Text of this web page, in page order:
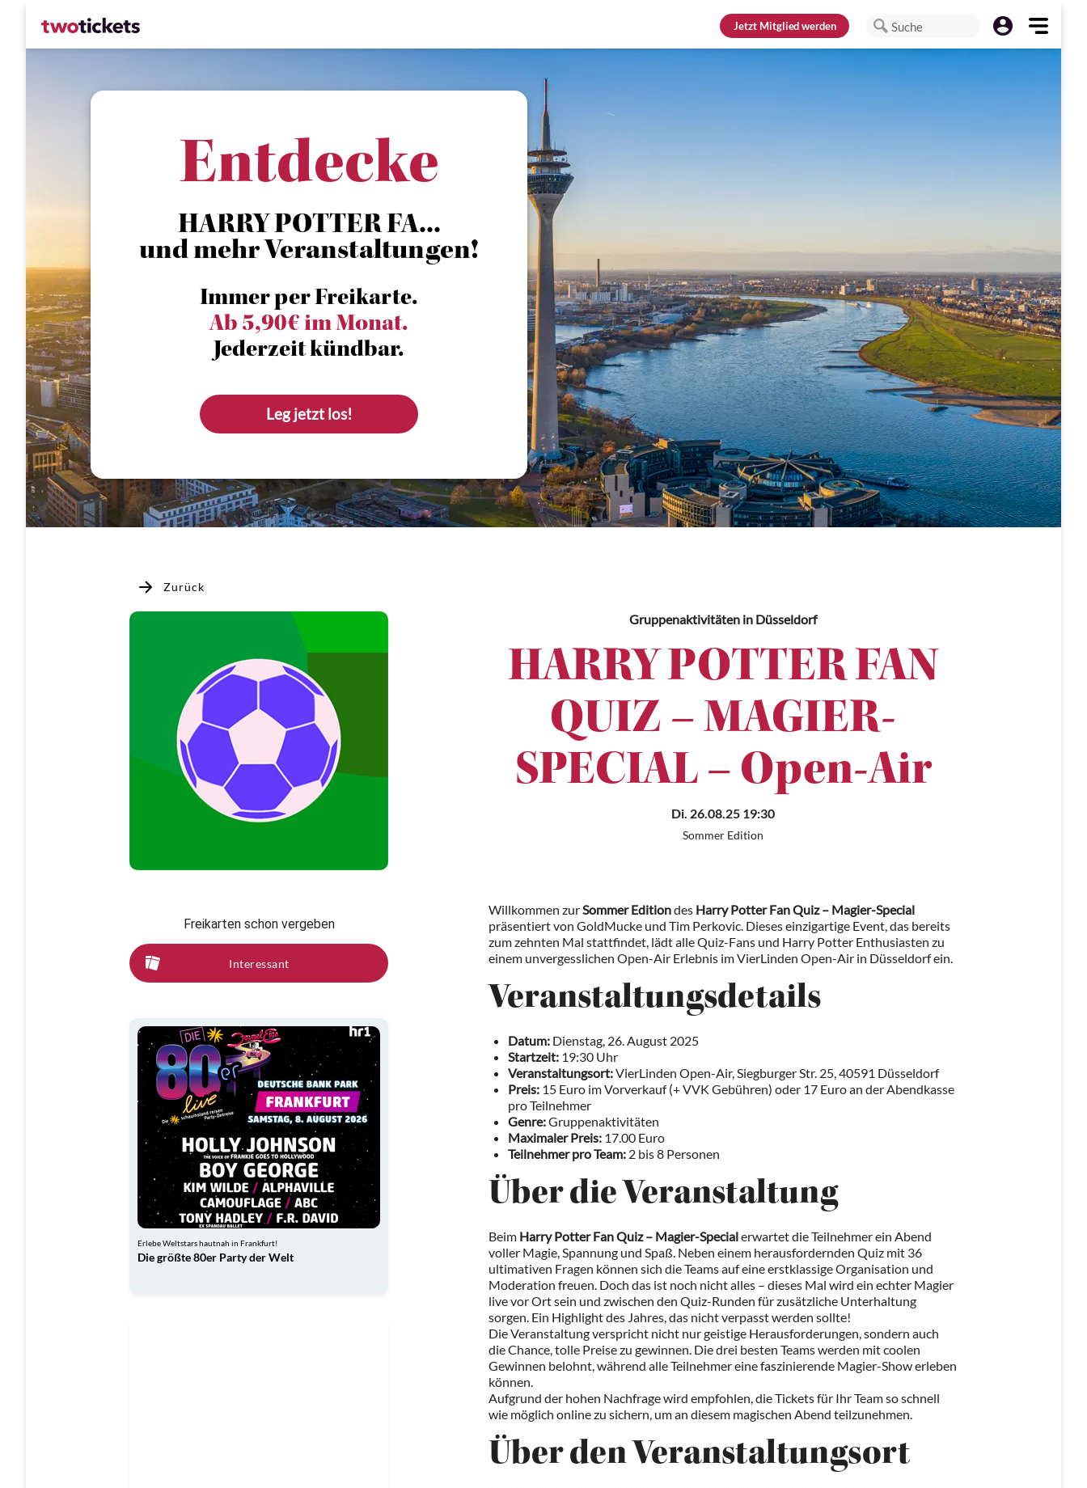
JetztMitglied werden Suche
Entdecke
HARRY POTTER FA...
und mehr Veranstaltungen!
Immer per Freikarte.
Ab 5,90€ im Monat.
Jederzeit kündbar.
Leg jetzt los!
Zurück
Freikarten schon vergeben
Interessant
Erlebe Weltstars hautnah in Frankfurt!
Die größte 80er Party der Welt
Gruppenaktivitäten in Düsseldorf
HARRY POTTER FAN
QUIZ – MAGIER-
SPECIAL – Open-Air
Di. 26.08.25 19:30
Sommer Edition
Willkommen zurSommer Editiondes Harry Potter Fan Quiz – Magier-Special
präsentiert von GoldMucke und Tim Perkovic. Dieses einzigartige Event, das bereits
zum zehnten Mal stattfindet, lädt alle Quiz-Fans und Harry Potter Enthusiasten zu
einem unvergesslichen Open-Air Erlebnis im VierLinden Open-Air in Düsseldorf ein.
Veranstaltungsdetails
Datum: Dienstag, 26. August 2025
Startzeit: 19:30 Uhr
Veranstaltungsort:VierLinden Open-Air, Siegburger Str. 25, 40591 Düsseldorf
Preis: 15 Euro im Vorverkauf (+ VVK Gebühren) oder 17 Euro an der Abendkasse
pro Teilnehmer
Genre:Gruppenaktivitäten
Maximaler Preis: 17.00 Euro
Teilnehmer pro Team: 2 bis 8 Personen
Über die Veranstaltung
Beim Harry Potter Fan Quiz – Magier-Specialerwartet die Teilnehmer ein Abend
voller Magie, Spannung und Spaß. Neben einem herausfordernden Quiz mit 36
ultimativen Fragen können sich die Teams auf eine erstklassige Organisation und
Moderation freuen. Doch das ist noch nicht alles – dieses Mal wird ein echter Magier
live vor Ort sein und zwischen den Quiz-Runden für zusätzliche Unterhaltung
sorgen. Ein Highlight des Jahres, das nicht verpasst werden sollte!
Die Veranstaltung verspricht nicht nur geistige Herausforderungen, sondern auch
die Chance, tolle Preise zu gewinnen. Die drei besten Teams werden mit coolen
Gewinnen belohnt, während alle Teilnehmer eine faszinierende Magier-Show erleben
können.
Aufgrund der hohen Nachfrage wird empfohlen, die Tickets für Ihr Team so schnell
wie möglich online zu sichern, um an diesem magischen Abend teilzunehmen.
Über den Veranstaltungsort